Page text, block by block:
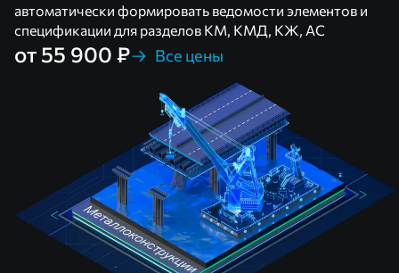
автоматически формировать ведомости элементов и
спецификации для разделов КМ, КМД, КЖ, АС
от 55 900 ₽ Все цены